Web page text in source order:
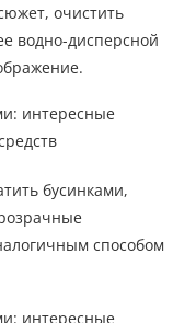
очистить
водно-дисперсной
бусинками,
способом